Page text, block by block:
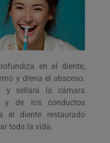
en el diente,
y drena el absceso.
y sellará la cámara
y de los conductos
el diente restaurado
toda la vida.